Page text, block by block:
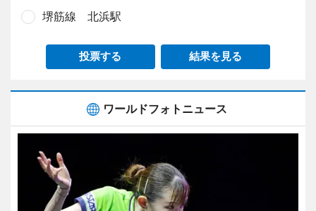
堺筋線 北浜駅
投票する 結果を見る
ワールドフォトニュース